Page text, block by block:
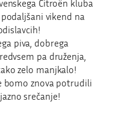
Citroën kluba
podaljšani vikend na
piva, dobrega
pa druženja,
zelo manjkalo!
bomo znova potrudili
srečanje!